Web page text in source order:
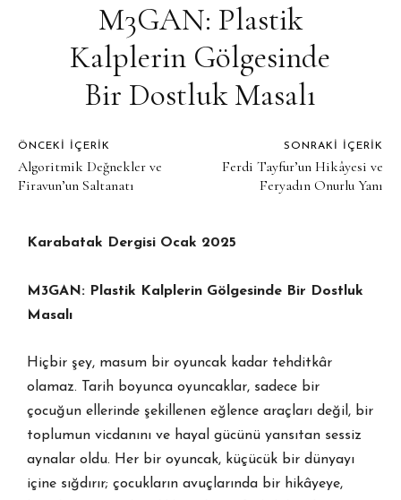
M3GAN: Plastik
Kalplerin Gölgesinde
Bir Dostluk Masalı
ÖNCEKI İÇERIK
Algoritmik Değnekler ve
Firavun’un Saltanatı
SONRAKI İÇERIK
Ferdi Tayfur’un Hikâyesi ve
Feryadın Onurlu Yanı
Karabatak Dergisi Ocak 2025
M3GAN: Plastik Kalplerin Gölgesinde Bir Dostluk
Masalı
Hiçbir şey, masum bir oyuncak kadar tehditkâr
olamaz. Tarih boyunca oyuncaklar, sadece bir
çocuğun ellerinde şekillenen eğlence araçları değil, bir
toplumun vicdanını ve hayal gücünü yansıtan sessiz
aynalar oldu. Her bir oyuncak, küçücük bir dünyayı
içine sığdırır; çocukların avuçlarında bir hikâyeye,